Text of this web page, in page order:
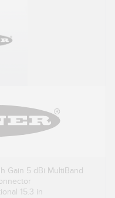
Gain 5 dBi MultiBand
15.3 in